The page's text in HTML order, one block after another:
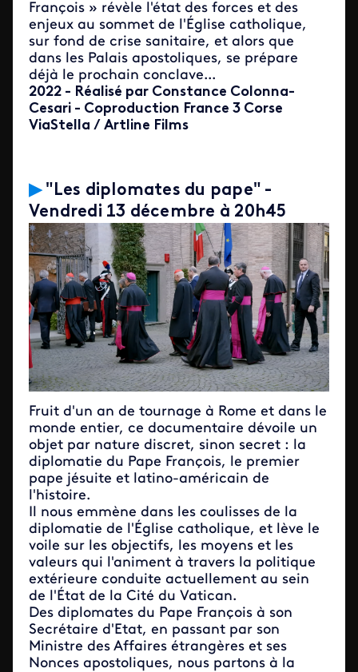
François » révèle l'état des forces et des
enjeux au sommet de l'Église catholique,
sur fond de crise sanitaire, et alors que
dans les Palais apostoliques, se prépare
déjà le prochain conclave...
2022 - Réalisé par Constance Colonna-
Cesari - Coproduction France 3 Corse
ViaStella / Artline Films
▶"Les diplomates du pape" -
Vendredi 13 décembre à 20h45
Fruit d'un an de tournage à Rome et dans le
monde entier, ce documentaire dévoile un
objet par nature discret, sinon secret : la
diplomatie du Pape François, le premier
pape jésuite et latino-américain de
l'histoire.
Il nous emmène dans les coulisses de la
diplomatie de l'Église catholique, et lève le
voile sur les objectifs, les moyens et les
valeurs qui l'animent à travers la politique
extérieure conduite actuellement au sein
de l'État de la Cité du Vatican.
Des diplomates du Pape François à son
Secrétaire d'Etat, en passant par son
Ministre des Affaires étrangères et ses
Nonces apostoliques, nous partons à la